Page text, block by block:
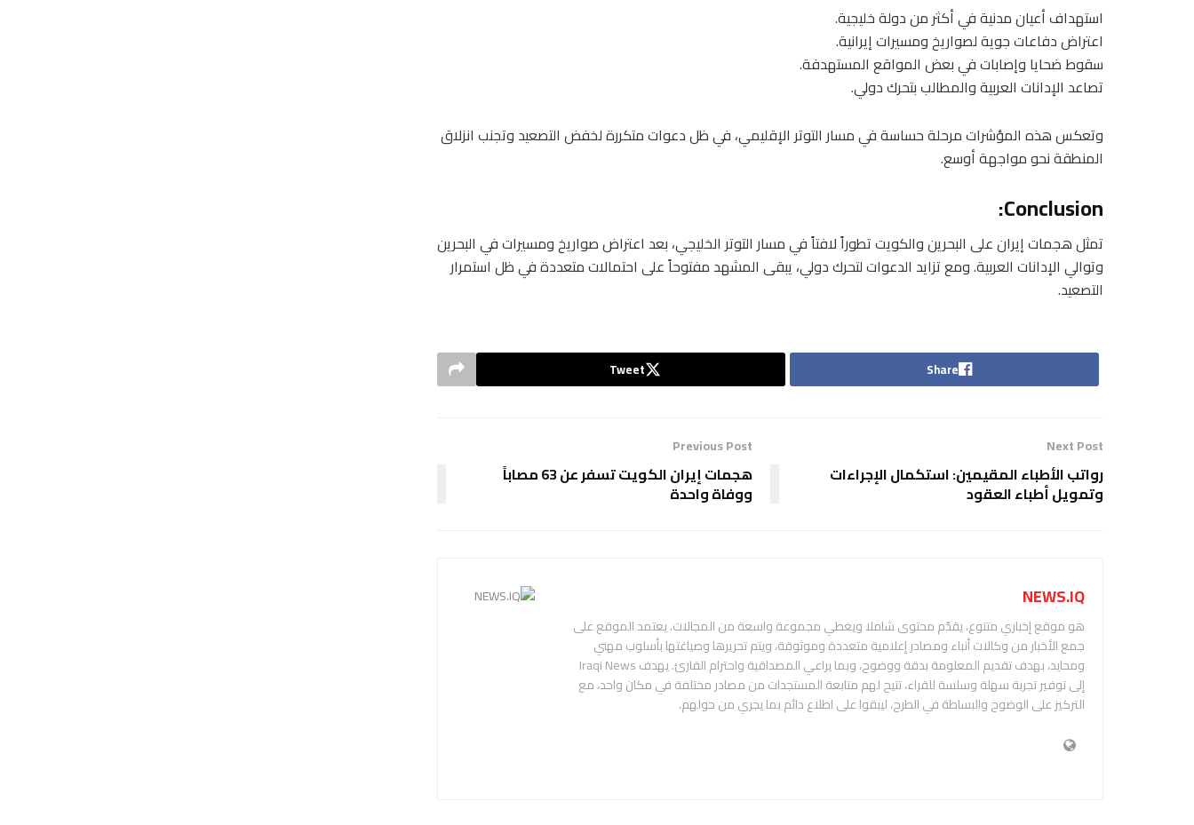
استهداف أعيان مدنية في أكثر من دولة خليجية.
اعتراض دفاعات جوية لصواريخ ومسيرات إيرانية.
سقوط ضحايا وإصابات في بعض المواقع المستهدفة.
تصاعد الإدانات العربية والمطالب بتحرك دولي.
وتعكس هذه المؤشرات مرحلة حساسة في مسار التوتر الإقليمي، في ظل دعوات متكررة لخفض التصعيد وتجنب انزلاق
المنطقة نحو مواجهة أوسع.
Conclusion:
تمثل هجمات إيران على البحرين والكويت تطوراً لافتاً في مسار التوتر الخليجي، بعد اعتراض صواريخ ومسيرات في البحرين
وتوالي الإدانات العربية. ومع تزايد الدعوات لتحرك دولي، يبقى المشهد مفتوحاً على احتمالات متعددة في ظل استمرار
التصعيد.
Share
Tweet
Previous Post
هجمات إيران الكويت تسفر عن 63 مصاباً
ووفاة واحدة
Next Post
رواتب الأطباء المقيمين: استكمال الإجراءات
وتمويل أطباء العقود
NEWS.IQ
هو موقع إخباري متنوع، يقدّم محتوى شاملا ويغطي مجموعة واسعة من المجالات. يعتمد الموقع على
جمع الأخبار من وكالات أنباء ومصادر إعلامية متعددة وموثوقة، ويتم تحريرها وصياغتها بأسلوب مهني
ومحايد، بهدف تقديم المعلومة بدقة ووضوح، وبما يراعي المصداقية واحترام القارئ. يهدف Iraqi News
إلى توفير تجربة سهلة وسلسة للقراء، تتيح لهم متابعة المستجدات من مصادر مختلفة في مكان واحد، مع
التركيز على الوضوح والبساطة في الطرح، ليبقوا على اطلاع دائم بما يجري من حولهم.